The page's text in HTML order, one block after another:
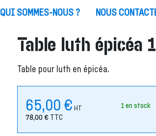
QUI SOMMES-NOUS ? NOUS
Table luth épicéa
Table pour luth en épicéa.
65,00 € HT
78,00 € TTC
1 en stock